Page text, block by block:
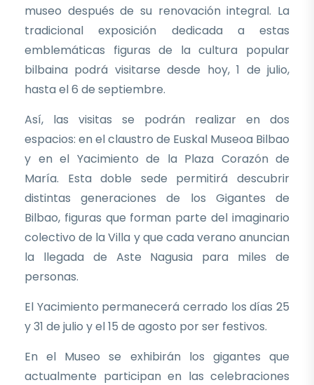
museo después de su renovación integral. La
tradicional exposición dedicada a estas
emblemáticas figuras de la cultura popular
bilbaina podrá visitarse desde hoy, 1 de julio,
hasta el 6 de septiembre.
Así, las visitas se podrán realizar en dos
espacios: en el claustro de Euskal Museoa Bilbao
y en el Yacimiento de la Plaza Corazón de
María. Esta doble sede permitirá descubrir
distintas generaciones de los Gigantes de
Bilbao, figuras que forman parte del imaginario
colectivo de la Villa y que cada verano anuncian
la llegada de Aste Nagusia para miles de
personas.
El Yacimiento permanecerá cerrado los días 25
y 31 de julio y el 15 de agosto por ser festivos.
En el Museo se exhibirán los gigantes que
actualmente participan en las celebraciones